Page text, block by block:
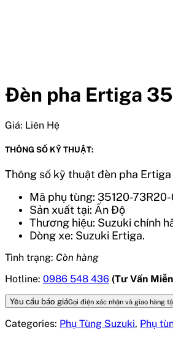
Đèn pha Ertiga
Giá: Liên Hệ
THÔNG SỐ KỸ THUẬT:
Thông số kỹ thuật đèn pha
Mã phụ tùng: 35120-
Sản xuất tại: Ấn Độ
Thương hiệu: Suzuki chính
Dòng xe: Suzuki Ertiga.
Tình trạng: Còn hàng
Hotline: 0986 548 436 (Tư Vấn
Yêu cầu báo giáGọi điện xác nhận và giao hàng
Categories: Phụ Tùng Suzuki, Phụ